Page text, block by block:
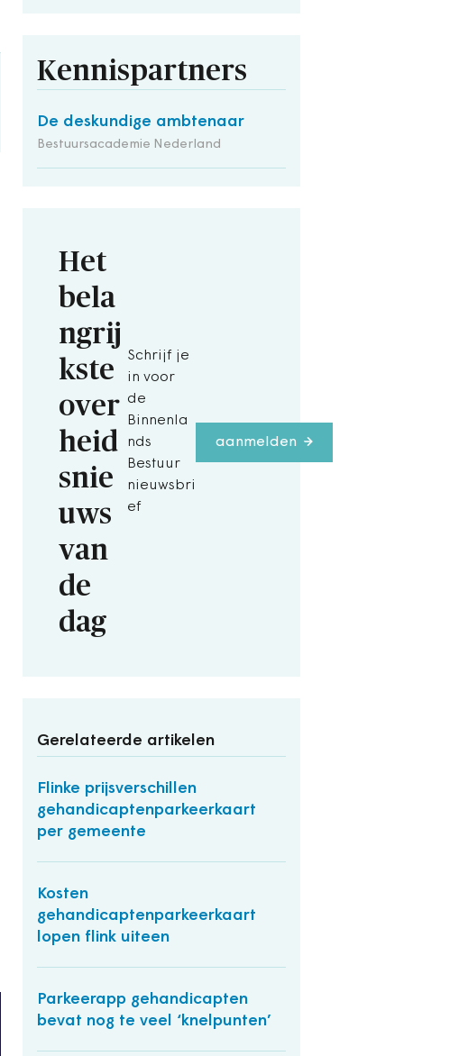
Kennispartners
De deskundige ambtenaar
Bestuursacademie Nederland
Het
bela
ngrij
kste
over
heid
snie
uws
van
de
dag
Schrijf je
in voor
de
Binnenla
nds
Bestuur
nieuwsbri
ef
aanmelden
Gerelateerde artikelen
Flinke prijsverschillen
gehandicaptenparkeerkaart
per gemeente
Kosten
gehandicaptenparkeerkaart
lopen flink uiteen
Parkeerapp gehandicapten
bevat nog te veel ‘knelpunten’